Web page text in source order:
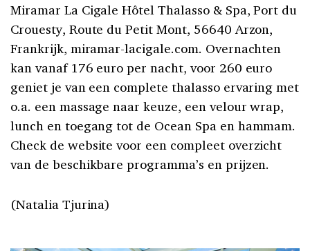
Miramar La Cigale Hôtel Thalasso & Spa, Port du
Crouesty, Route du Petit Mont, 56640 Arzon,
Frankrijk, miramar-lacigale.com. Overnachten
kan vanaf 176 euro per nacht, voor 260 euro
geniet je van een complete thalasso ervaring met
o.a. een massage naar keuze, een velour wrap,
lunch en toegang tot de Ocean Spa en hammam.
Check de website voor een compleet overzicht
van de beschikbare programma’s en prijzen.
(Natalia Tjurina)